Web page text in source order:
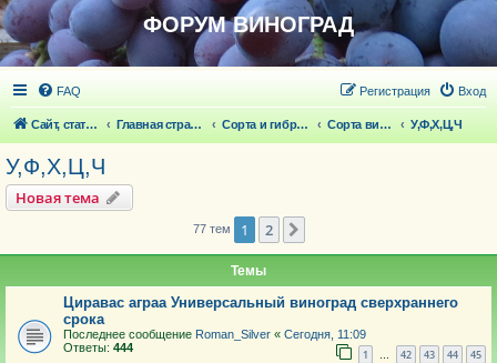
ФОРУМ ВИНОГРАД
FAQ Вход
Регистрация
Сайт, статьи Главная страница Сорта и гибридные формы винограда Сорта винограда У,Ф,Х,Ц,Ч
У,Ф,Х,Ц,Ч
Новая тема
77 тем 1 2
Темы
Циравас аграа Универсальный виноград сверхраннего
срока
Последнее сообщение Roman_Silver « Сегодня, 11:09
Ответы: 444 1 … 42 43 44 45